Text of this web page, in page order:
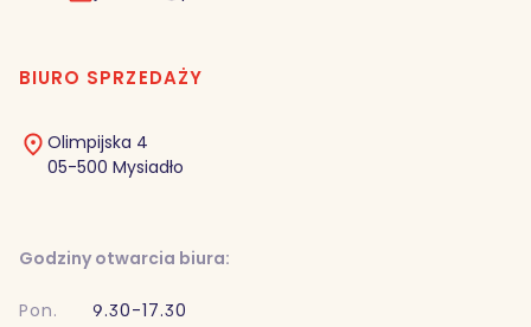
BIURO SPRZEDAŻY
Olimpijska 4
05-500 Mysiadło
Godziny otwarcia biura:
Pon.
9.30-17.30